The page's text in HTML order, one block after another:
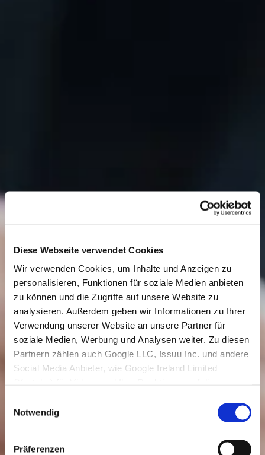
Diese Webseite verwendet Cookies
Wir verwenden Cookies, um Inhalte und Anzeigen zu
personalisieren, Funktionen für soziale Medien anbieten
zu können und die Zugriffe auf unsere Website zu
analysieren. Außerdem geben wir Informationen zu Ihrer
Verwendung unserer Website an unsere Partner für
soziale Medien, Werbung und Analysen weiter. Zu diesen
Partnern zählen auch Google LLC, Issuu Inc. und andere
Social Media Anbieter, wie Google Ireland Limited
Datenverarbeitungen vornehmen.
angemessenes Datenschutzniveau bescheinigt. Es
Notwendig
Präferenzen